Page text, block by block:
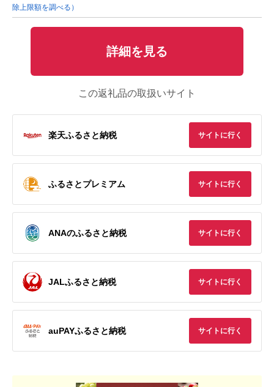
除上限額を調べる）
詳細を見る
この返礼品の取扱いサイト
楽天ふるさと納税 サイトに行く
ふるさとプレミアム サイトに行く
ANAのふるさと納税 サイトに行く
JALふるさと納税 サイトに行く
auPAYふるさと納税 サイトに行く